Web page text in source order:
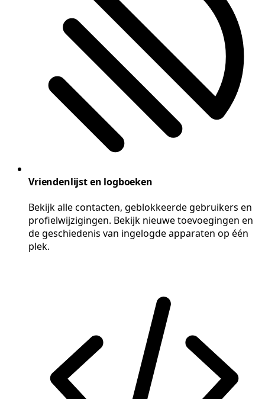
Vriendenlijst en logboeken
Bekijk alle contacten, geblokkeerde gebruikers en
profielwijzigingen. Bekijk nieuwe toevoegingen en
de geschiedenis van ingelogde apparaten op één
plek.